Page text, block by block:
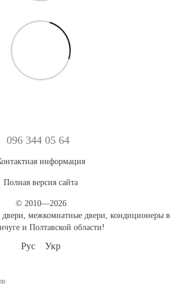
096 344 05 64
информация
Полная версия сайта
© 2010—2026
межкомнатные двери, кондиционеры в
и Полтавской области!
Рус Укр